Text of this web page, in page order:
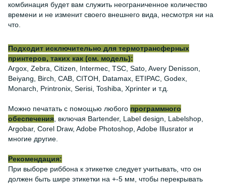
комбинация будет вам служить неограниченное количество
времени и не изменит своего внешнего вида, несмотря ни на
что.
Подходит исключительно для термотрансферных
принтеров, таких как (см. модель):
Argox, Zebra, Citizen, Intermec, TSC, Sato, Avery Denisson,
Beiyang, Birch, CAB, CITOH, Datamax, ETIPAC, Godex,
Monarch, Printronix, Serisi, Toshiba, Xprinter и т.д.
Можно печатать с помощью любого программного
обеспечения , включая Bartender, Label design, Labelshop,
Argobar, Corel Draw, Adobe Photoshop, Adobe Illusrator и
многие другие.
Рекомендация:
При выборе риббона к этикетке следует учитывать, что он
должен быть шире этикетки на +-5 мм, чтобы перекрывать